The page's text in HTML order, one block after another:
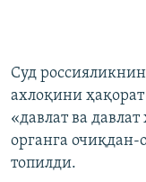
Суд
ахлоқини
«давлат ва
органга очиқдан-
топилди.